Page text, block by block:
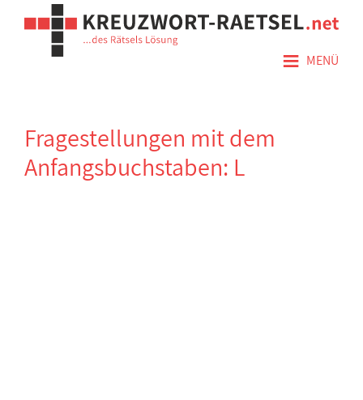
≡ MENÜ
Fragestellungen mit dem
Anfangsbuchstaben: L